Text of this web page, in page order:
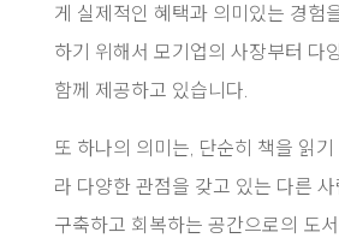
게 실제적인 혜택과 의미있는 경험
하기 위해서 모기업의 사장부터 다
함께 제공하고 있습니다.
또 하나의 의미는, 단순히 책을 읽기
라 다양한 관점을 갖고 있는 다른
구축하고 회복하는 공간으로의 도